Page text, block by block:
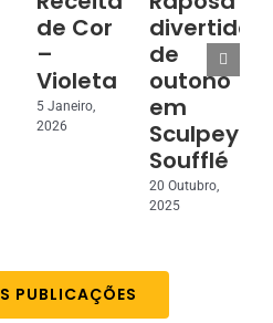
de Cor
–
Violeta
5 Janeiro,
2026
divertida
de
outono
em
Sculpey
Soufflé
20 Outubro,
2025
PUBLICAÇÕES